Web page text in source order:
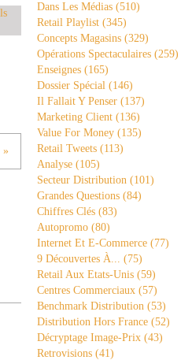
Dans Les Médias (510)
Retail Playlist (345)
Concepts Magasins (329)
Opérations Spectaculaires (259)
Enseignes (165)
Dossier Spécial (146)
Il Fallait Y Penser (137)
Marketing Client (136)
Value For Money (135)
Retail Tweets (113)
Analyse (105)
Secteur Distribution (101)
Grandes Questions (84)
Chiffres Clés (83)
Autopromo (80)
Internet Et E-Commerce (77)
9 Découvertes À... (75)
Retail Aux Etats-Unis (59)
Centres Commerciaux (57)
Benchmark Distribution (53)
Distribution Hors France (52)
Décryptage Image-Prix (43)
Retrovisions (41)